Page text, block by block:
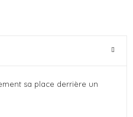
sa place derrière un